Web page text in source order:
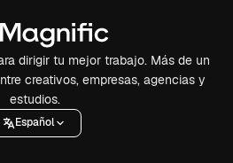
dirigir tu mejor trabajo. Más de un
creativos, empresas, agencias y
estudios.
Español